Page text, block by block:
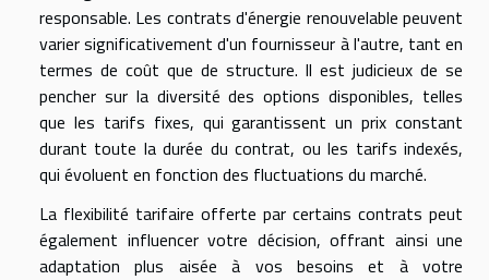
responsable. Les contrats d'énergie renouvelable peuvent
varier significativement d'un fournisseur à l'autre, tant en
termes de coût que de structure. Il est judicieux de se
pencher sur la diversité des options disponibles, telles
que les tarifs fixes, qui garantissent un prix constant
durant toute la durée du contrat, ou les tarifs indexés,
qui évoluent en fonction des fluctuations du marché.
La flexibilité tarifaire offerte par certains contrats peut
également influencer votre décision, offrant ainsi une
adaptation plus aisée à vos besoins et à votre